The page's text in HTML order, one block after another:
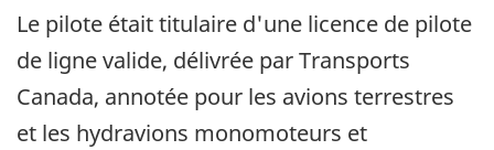
Le pilote était titulaire d'une licence de pilote
de ligne valide, délivrée par Transports
Canada, annotée pour les avions terrestres
et les hydravions monomoteurs et